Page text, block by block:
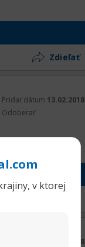
v ktorej
Zdieľať
Pridať dátum 13.02.2018
Odoberať
13.02.2018